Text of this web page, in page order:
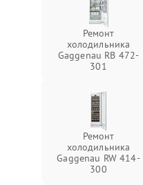
Ремонт
холодильника
Gaggenau RB 472-
301
Ремонт
холодильника
Gaggenau RW 414-
300